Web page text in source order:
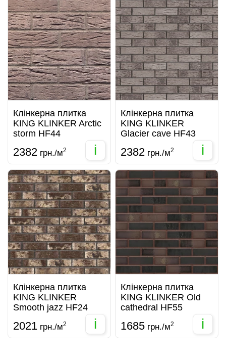
Клінкерна плитка
KING KLINKER Arctic
storm HF44
2382 грн./м2 i
Клінкерна плитка
KING KLINKER
Glacier cave HF43
2382 грн./м2 i
Клінкерна плитка
KING KLINKER
Smooth jazz HF24
2021 грн./м2 i
Клінкерна плитка
KING KLINKER Old
cathedral HF55
1685 грн./м2 i